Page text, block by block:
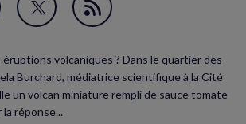
Partager
Twitter
(nouvelle
fenêtre)
Flux
volcaniques ? Dans le quartier des
Burchard, médiatrice scientifique à la Cité
un volcan miniature rempli de sauce tomate
réponse...